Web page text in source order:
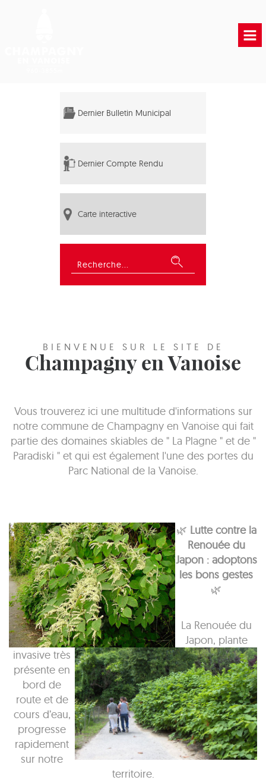
Dernier Bulletin Municipal
Dernier Compte Rendu
Carte interactive
Rechercher
BIENVENUE SUR LE SITE DE
Champagny en Vanoise
Vous trouverez ici une multitude d'informations sur
notre commune de Champagny en Vanoise qui fait
partie des domaines skiables de " La Plagne " et de "
Paradiski " et qui est également l'une des portes du
Parc National de la Vanoise.
🌿 Lutte contre la
Renouée du
Japon : adoptons
les bons gestes
🌿
La Renouée du
Japon, plante
invasive très
présente en
bord de
route et de
cours d’eau,
progresse
rapidement
sur notre
territoire.